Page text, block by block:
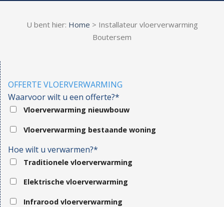
U bent hier: Home > Installateur vloerverwarming
Boutersem
OFFERTE VLOERVERWARMING
Waarvoor wilt u een offerte?*
Vloerverwarming nieuwbouw
Vloerverwarming bestaande woning
Hoe wilt u verwarmen?*
Traditionele vloerverwarming
Elektrische vloerverwarming
Infrarood vloerverwarming